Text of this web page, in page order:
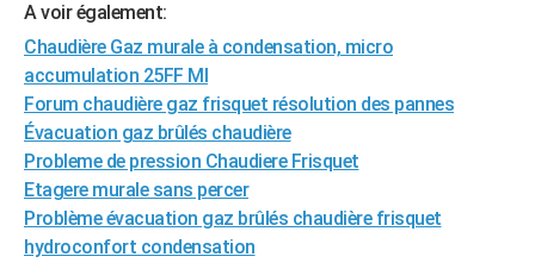
Guides de France
Escapades
Patrimoine
Expositions
Musées
Week-end nature
+LIFESTYLE
Art de vivre
Bien-être
Loisirs
Mode
Modes de vie
Alimentation
Guide de la santé
Maladies
Médicaments
Sommeil
VOYAGE
Destinations
City break
Voyage nature
Voyage de noces
Forum
Climat
+PHOTO
GUIDES D'ACHAT
BONS PLANS
A voir également:
Chaudière Gaz murale à condensation, micro
accumulation 25FF MI
Forum chaudière gaz frisquet résolution des pannes
Évacuation gaz brûlés chaudière
Probleme de pression Chaudiere Frisquet
Etagere murale sans percer
Problème évacuation gaz brûlés chaudière frisquet
hydroconfort condensation